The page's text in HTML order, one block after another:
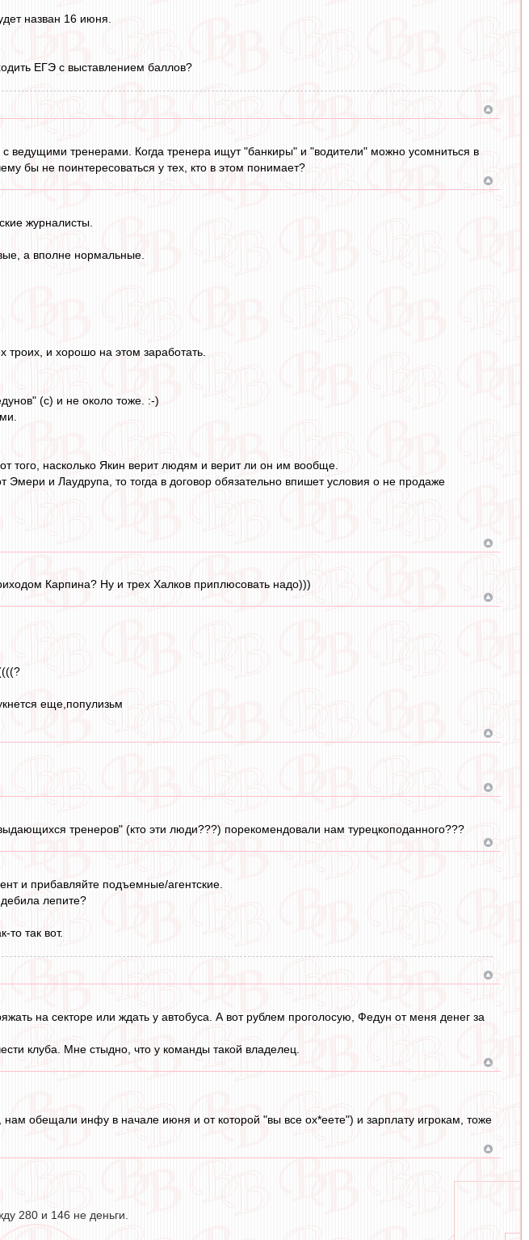
назван 16 июня.
ЕГЭ с выставлением баллов?
с ведущими тренерами. Когда тренера ищут "банкиры" и "водители" можно усомниться в
бы не поинтересоваться у тех, кто в этом понимает?
журналисты.
а вполне нормальные.
и хорошо на этом заработать.
(с) и не около тоже. :-)
того, насколько Якин верит людям и верит ли он им вообще.
Эмери и Лаудрупа, то тогда в договор обязательно впишет условия о не продаже
Карпина? Ну и трех Халков приплюсовать надо)))
еще,популизьм
тренеров" (кто эти люди???) порекомендовали нам турецкоподанного???
и прибавляйте подъемные/агентские.
лепите?
то так вот.
на секторе или ждать у автобуса. А вот рублем проголосую, Федун от меня денег за
клуба. Мне стыдно, что у команды такой владелец.
обещали инфу в начале июня и от которой "вы все ох*еете") и зарплату игрокам, тоже
280 и 146 не деньги.